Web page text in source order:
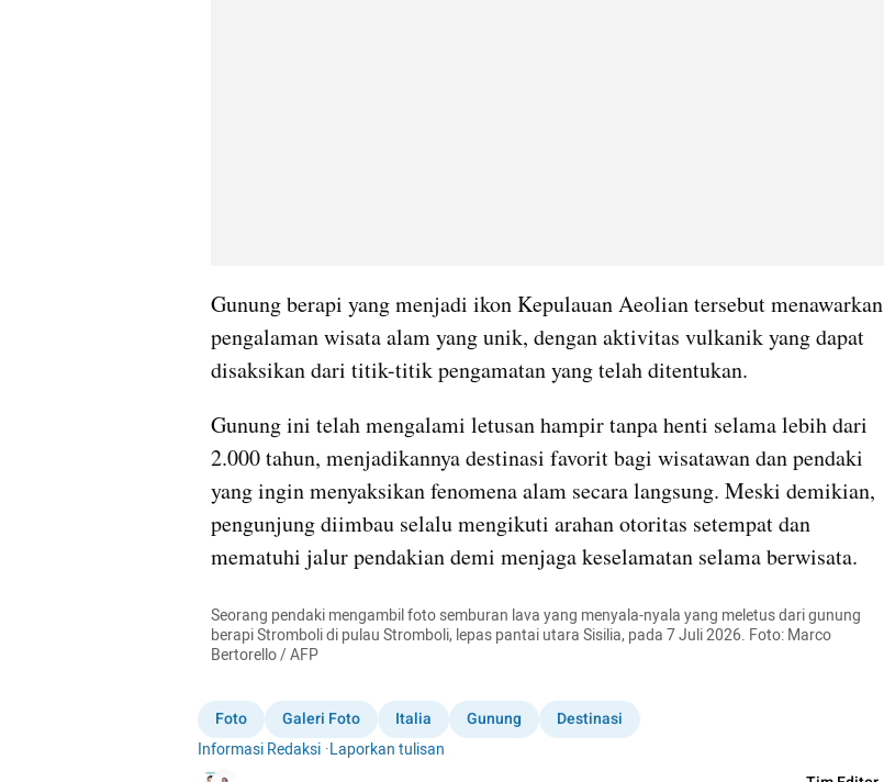
Gunung berapi yang menjadi ikon Kepulauan Aeolian tersebut menawarkan
pengalaman wisata alam yang unik, dengan aktivitas vulkanik yang dapat
disaksikan dari titik-titik pengamatan yang telah ditentukan.
Gunung ini telah mengalami letusan hampir tanpa henti selama lebih dari
2.000 tahun, menjadikannya destinasi favorit bagi wisatawan dan pendaki
yang ingin menyaksikan fenomena alam secara langsung. Meski demikian,
pengunjung diimbau selalu mengikuti arahan otoritas setempat dan
mematuhi jalur pendakian demi menjaga keselamatan selama berwisata.
Seorang pendaki mengambil foto semburan lava yang menyala-nyala yang meletus dari gunung
berapi Stromboli di pulau Stromboli, lepas pantai utara Sisilia, pada 7 Juli 2026. Foto: Marco
Bertorello / AFP
Foto Galeri Foto Italia Gunung
Destinasi
Informasi Redaksi ·Laporkan tulisan